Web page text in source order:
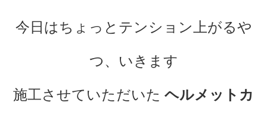
今日はちょっとテンション上がるや
つ、いきます
施工させていただいた ヘルメットカ